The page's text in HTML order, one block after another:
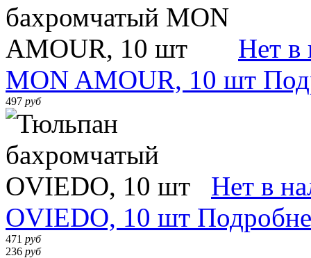
Нет в
MON AMOUR, 10 шт
497 руб
Нет в
OVIEDO, 10 шт
471 руб
236 руб